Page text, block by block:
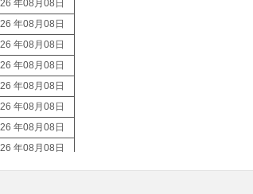
年08月08日
年08月08日
年08月08日
年08月08日
年08月08日
年08月08日
年08月08日
年08月08日
年08月08日